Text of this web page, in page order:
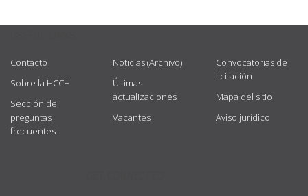
Contacto
Sobre la HCCH
Sección de
preguntas
frecuentes
Noticias (Archivo)
Últimas
actualizaciones
Vacantes
Convocatorias de
licitación
Mapa del sitio
Aviso jurídico